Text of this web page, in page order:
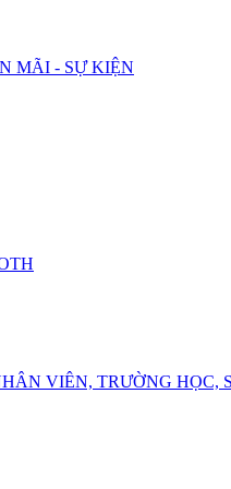
MÃI - SỰ KIỆN
VIÊN, TRƯỜNG HỌC,